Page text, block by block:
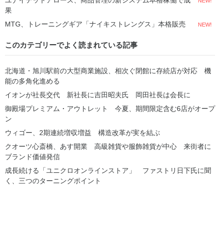
果
MTG、トレーニングギア「ナイキストレングス」本格販売 NEW!
このカテゴリーでよく読まれている記事
北海道・旭川駅前の大型商業施設、相次ぐ閉館に存続店が対応 機
能の多角化進める
イオンが社長交代 新社長に吉田昭夫氏 岡田社長は会長に
御殿場プレミアム・アウトレット 今夏、期間限定含む6店がオープ
ン
ウィゴー、2期連続増収増益 構造改革が実を結ぶ
クオーツ心斎橋、あす開業 高級雑貨や服飾雑貨が中心 来街者に
ブランド価値発信
成長続ける「ユニクロオンラインストア」 ファストリ日下氏に聞
く、三つのターニングポイント